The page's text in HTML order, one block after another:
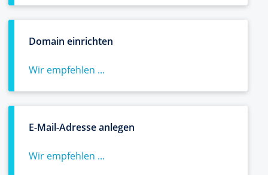
Domain einrichten
Wir empfehlen ...
E-Mail-Adresse anlegen
Wir empfehlen ...